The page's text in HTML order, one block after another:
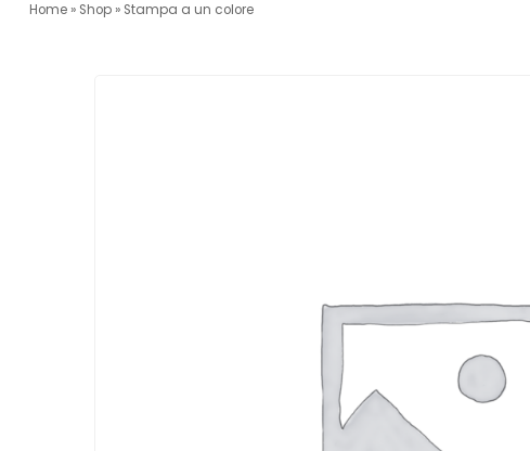
Home » Shop » Stampa a un colore